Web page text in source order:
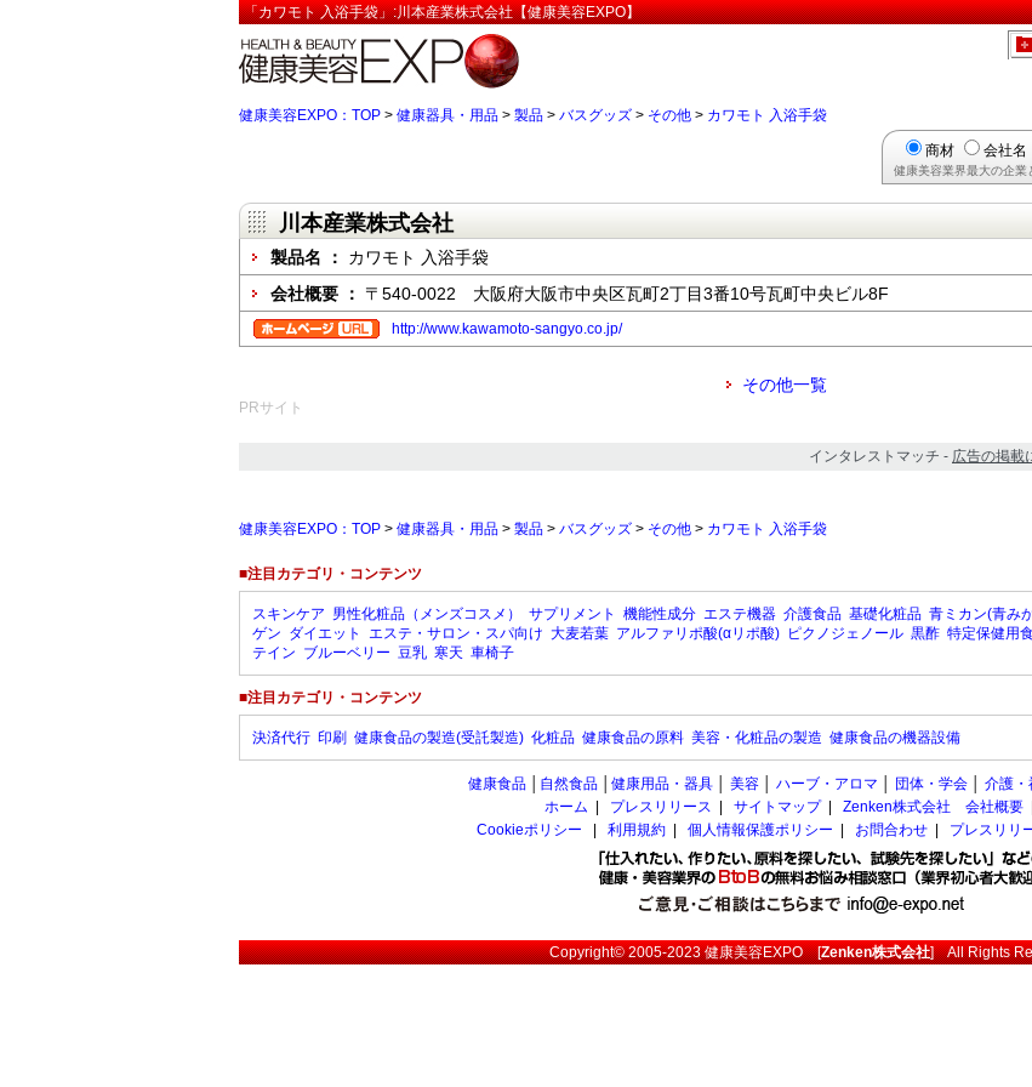
「カワモト 入浴手袋」:川本産業株式会社【健康美容EXPO】
健康美容EXPO：TOP > 健康器具・用品 > 製品 > バスグッズ > その他 > カワモト 入浴手袋
商材 会社名
健康美容業界最大の企
川本産業株式会社
製品名 ： カワモト 入浴手袋
会社概要 ： 〒540-0022 大阪府大阪市中央区瓦町2丁目3番10号瓦町中央ビル8F
http://www.kawamoto-sangyo.co.jp/
その他一覧
PRサイト
インタレストマッチ - 広告の掲載
健康美容EXPO：TOP > 健康器具・用品 > 製品 > バスグッズ > その他 > カワモト 入浴手袋
■注目カテゴリ・コンテンツ
スキンケア 男性化粧品（メンズコスメ） サプリメント 機能性成分 エステ機器 介護食品 基礎化粧品 青ミカン(青み
ゲン ダイエット エステ・サロン・スパ向け 大麦若葉 アルファリポ酸(αリポ酸) ピクノジェノール 黒酢 特定保健用
テイン ブルーベリー 豆乳 寒天 車椅子
■注目カテゴリ・コンテンツ
決済代行 印刷 健康食品の製造(受託製造) 化粧品 健康食品の原料 美容・化粧品の製造 健康食品の機器設備
健康食品 自然食品 健康用品・器具 美容 ハーブ・アロマ 団体・学会 介護・
ホーム
プレスリリース サイトマップ| Zenken株式会社 会社概要
Cookieポリシー
利用規約 個人情報保護ポリシー お問合わせ プレスリリ
Copyright© 2005-2023健康美容EXPO[Zenken株式会社] All Rights